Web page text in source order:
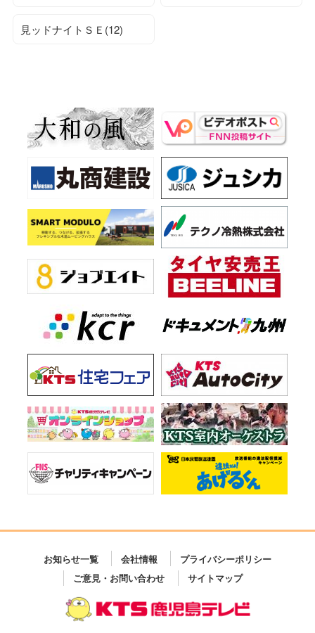
見ッドナイトＳＥ(12)
お知らせ一覧 会社情報
プライバシーポリシー
ご意見・お問い合わせ
サイトマップ